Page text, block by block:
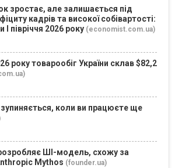
зростає, але залишається під
кадрів та високої собівартості:
півріччя 2026 року (economist.com.ua)
року товарообіг України склав $82,2
коли ви працюєте ще
ШІ-модель, схожу за
Mythos (founder.ua)